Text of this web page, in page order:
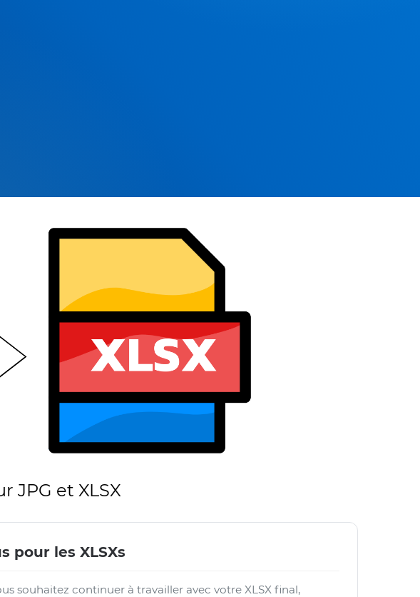
JPG et XLSX
pour les XLSXs
souhaitez continuer à travailler avec votre XLSX final,